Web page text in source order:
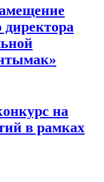
директора
на
в рамках